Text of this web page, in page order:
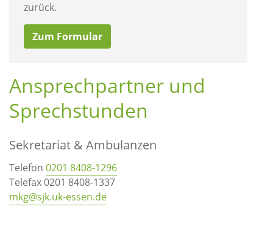
Ansprechpartner und
Sprechstunden
Sekretariat & Ambulanzen
Telefon 0201 8408-1296
Telefax 0201 8408-1337
mkg@sjk.uk-essen.de
zurück.
Zum Formular